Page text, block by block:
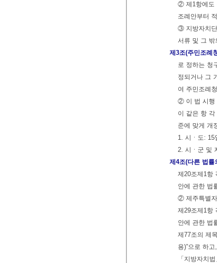
② 제1항에도
조례안부터
③ 지방자치
서류 및 그 밖
제3조(주민조례
로 정하는 청
정되거나 그
여 주민조례
② 이 법 시행
이 같은 항
준에 맞게 개
1. 시ㆍ도: 15
2. 시ㆍ군 및
제4조(다른 법률
제20조제1항
안에 관한 법
② 제주특별
제29조제1항
안에 관한 법
제77조의 제
용)”으로 하
「지방자치